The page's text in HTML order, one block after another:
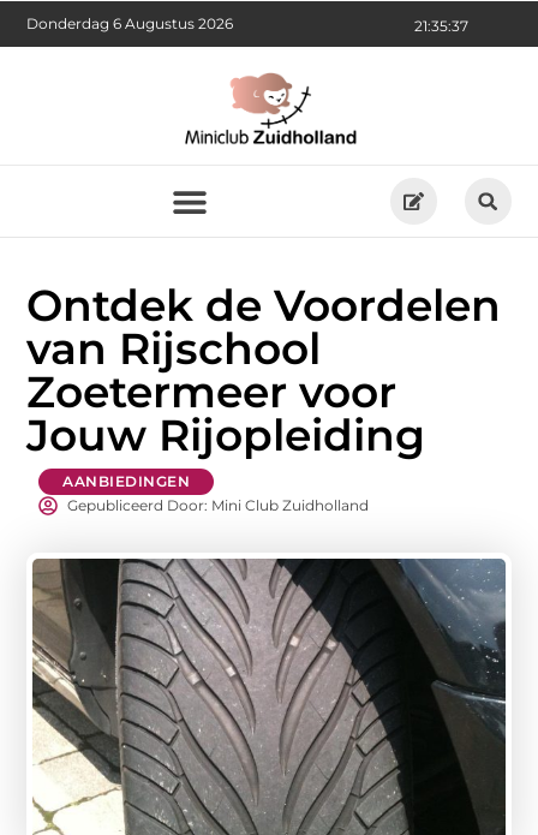
21:35:39
Donderdag 6 Augustus 2026
Ontdek de Voordelen
van Rijschool
Zoetermeer voor
Jouw Rijopleiding
AANBIEDINGEN
Gepubliceerd Door: Mini Club Zuidholland